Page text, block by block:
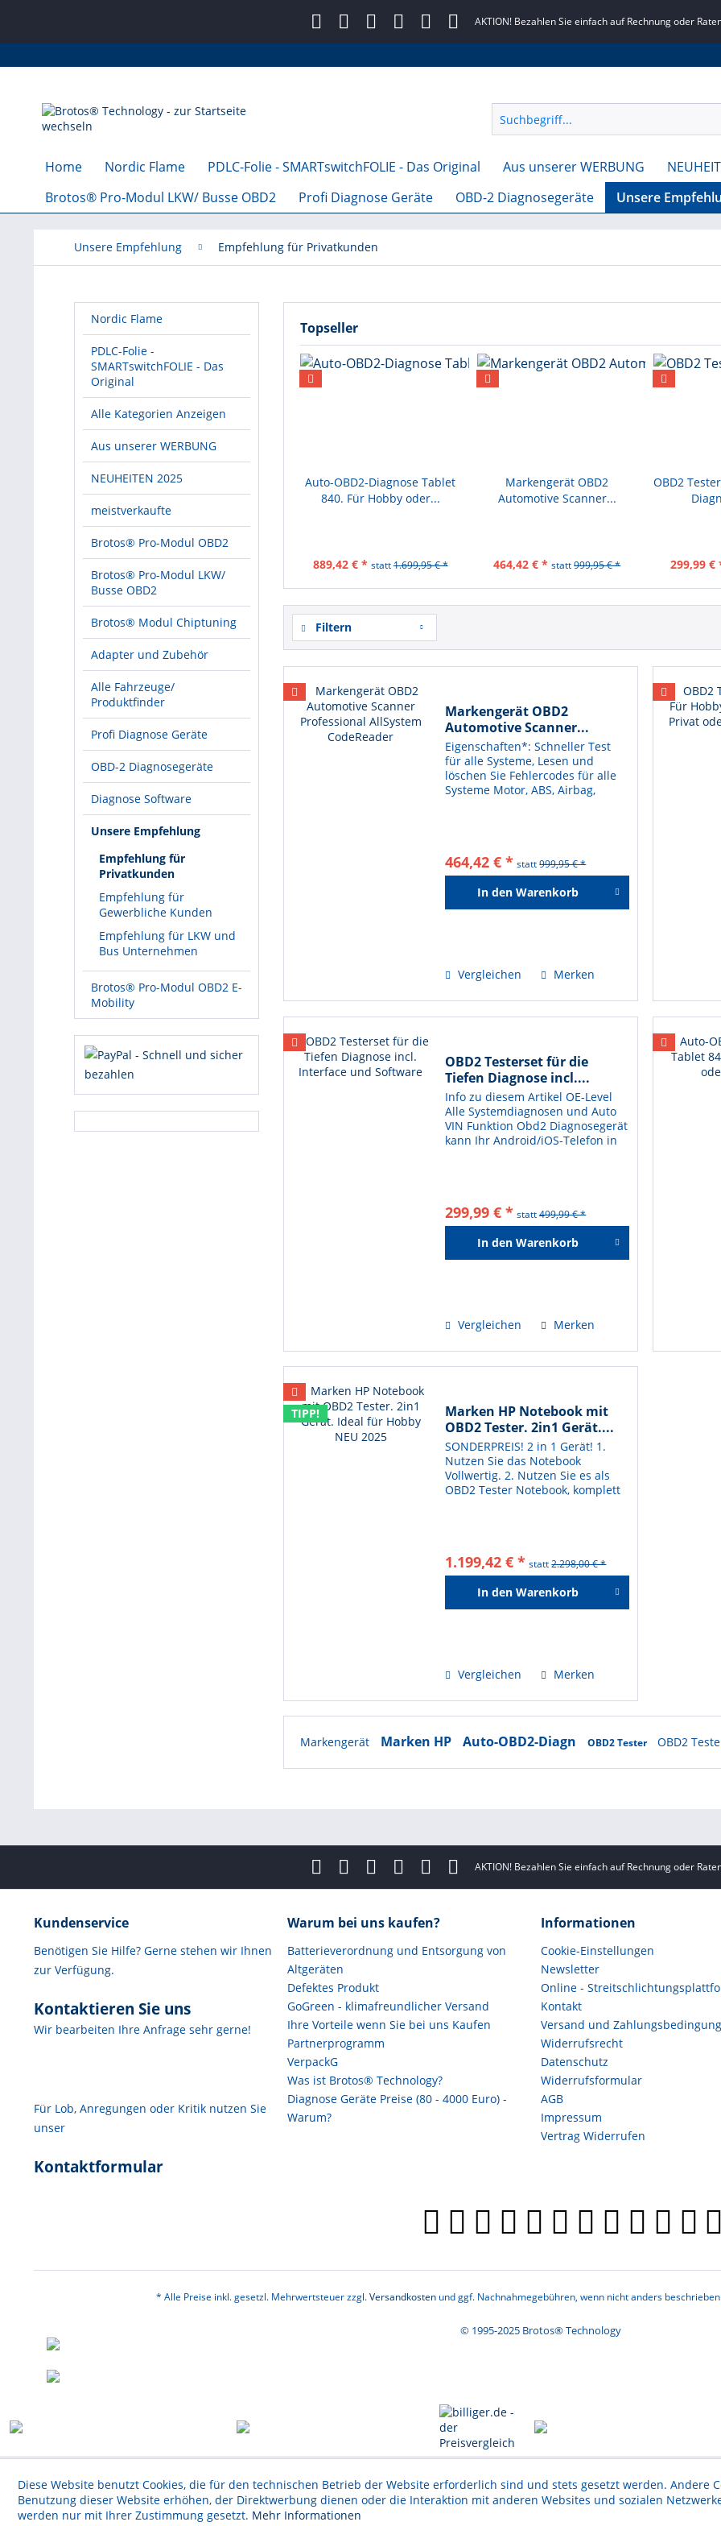
AKTION! Bezahlen Sie einfach auf Rechnung oder
Home Nordic Flame PDLC-Folie - SMARTswitchFOLIE - Das Original Aus unserer WERBUNG
Brotos® Pro-Modul LKW/ Busse OBD2
Profi Diagnose Geräte OBD-2 Diagnosegeräte Unsere
Unsere Empfehlung Empfehlung für Privatkunden
Nordic Flame
PDLC-Folie -
SMARTswitchFOLIE - Das
Original
Alle Kategorien Anzeigen
Aus unserer WERBUNG
NEUHEITEN 2025
meistverkaufte
Brotos® Pro-Modul OBD2
Brotos® Pro-Modul LKW/
Busse OBD2
Brotos® Modul Chiptuning
Adapter und Zubehör
Alle Fahrzeuge/
Produktfinder
Profi Diagnose Geräte
OBD-2 Diagnosegeräte
Diagnose Software
Unsere Empfehlung
Empfehlung für
Privatkunden
Empfehlung für
Gewerbliche Kunden
Empfehlung für LKW und
Bus Unternehmen
Brotos® Pro-Modul OBD2 E-
Mobility
Topseller
Auto-OBD2-Diagnose Tablet
840. Für Hobby oder...
889,42 € * statt1.699,95 € *
Markengerät OBD2
Automotive Scanner...
464,42 € * statt999,95 € *
OBD2
299,99 €
Filtern
Markengerät OBD2
Automotive Scanner...
Eigenschaften*: Schneller Test
für alle Systeme, Lesen und
löschen Sie Fehlercodes für alle
Systeme Motor, ABS, Airbag,
den...
464,42 € * statt999,95 € *
In den Warenkorb
Vergleichen Merken
OBD2 Testerset für die
Tiefen Diagnose incl....
Info zu diesem Artikel OE-Level
Alle Systemdiagnosen und Auto
VIN Funktion Obd2 Diagnosegerät
kann Ihr Android/iOS-Telefon in
Diagnose...
299,99 € * statt499,99 € *
In den Warenkorb
Vergleichen Merken
TIPP!
Marken HP Notebook mit
OBD2 Tester. 2in1 Gerät....
SONDERPREIS! 2 in 1 Gerät! 1.
Nutzen Sie das Notebook
Vollwertig. 2. Nutzen Sie es als
OBD2 Tester Notebook, komplett
1.199,42 € * statt2.298,00 € *
In den Warenkorb
Vergleichen Merken
Markengerät Marken HP Auto-OBD2-Diagn OBD2 Tester OBD2
AKTION! Bezahlen Sie einfach auf Rechnung oder
Kundenservice
Benötigen Sie Hilfe? Gerne stehen wir Ihnen
zur Verfügung.
Kontaktieren Sie uns
Wir bearbeiten Ihre Anfrage sehr gerne!
Für Lob, Anregungen oder Kritik nutzen Sie
unser
Kontaktformular
Warum bei uns kaufen?
Batterieverordnung und Entsorgung von
Altgeräten
Defektes Produkt
GoGreen - klimafreundlicher Versand
Ihre Vorteile wenn Sie bei uns Kaufen
Partnerprogramm
VerpackG
Was ist Brotos® Technology?
Diagnose Geräte Preise (80 - 4000 Euro) -
Warum?
Informationen
Cookie-Einstellungen
Newsletter
Online -
Kontakt
Versand und
Widerrufsrecht
Datenschutz
Widerrufsformular
AGB
Impressum
Vertrag Widerrufen
* Alle Preise inkl. gesetzl. Mehrwertsteuer zzgl.Versandkostenund ggf. Nachnahmegebühren, wenn nicht anders
© 1995-2025 Brotos® Technology
Diese Website benutzt Cookies, die für den technischen Betrieb der Website erforderlich sind und stets gesetzt werden. Andere
Benutzung dieser Website erhöhen, der Direktwerbung dienen oder die Interaktion mit anderen Websites und sozialen
werden nur mit Ihrer Zustimmung gesetzt. Mehr Informationen